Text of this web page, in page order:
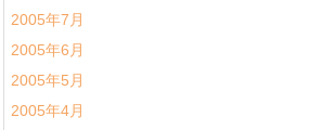
2005年7月
2005年6月
2005年5月
2005年4月